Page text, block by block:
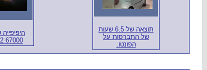
תוצאה של 6.5 שעות
של התברסות על
הפונטו.
2002